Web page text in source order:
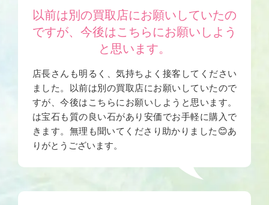
以前は別の買取店にお願いしていたの
ですが、今後はこちらにお願いしよう
と思います。
店長さんも明るく、気持ちよく接客してください
ました。以前は別の買取店にお願いしていたので
すが、今後はこちらにお願いしようと思います。
は宝石も質の良い石があり安価でお手軽に購入で
きます。無理も聞いてくださり助かりました😊あ
りがとうございます。